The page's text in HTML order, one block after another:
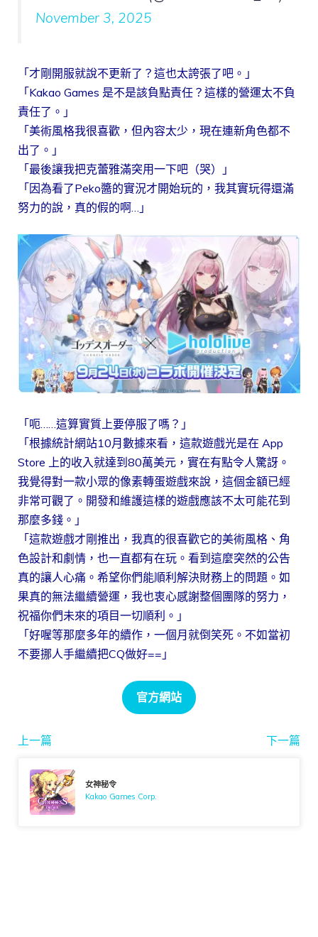
November 3, 2025
「才剛開服就說不更新了？這也太誇張了吧。」
「Kakao Games 是不是該負點責任？這樣的營運太不負
責任了。」
「美術風格我很喜歡，但內容太少，現在連新角色都不
出了。」
「最後讓我把克蕾雅滿突用一下吧（哭）」
「因為看了Peko醬的實況才開始玩的，我其實玩得還滿
努力的說，真的假的啊…」
「呃……這算實質上要停服了嗎？」
「根據統計網站10月數據來看，這款遊戲光是在 App
Store 上的收入就達到80萬美元，實在有點令人驚訝。
我覺得對一款小眾的像素轉蛋遊戲來說，這個金額已經
非常可觀了。開發和維護這樣的遊戲應該不太可能花到
那麼多錢。」
「這款遊戲才剛推出，我真的很喜歡它的美術風格、角
色設計和劇情，也一直都有在玩。看到這麼突然的公告
真的讓人心痛。希望你們能順利解決財務上的問題。如
果真的無法繼續營運，我也衷心感謝整個團隊的努力，
祝福你們未來的項目一切順利。」
「好喔等那麼多年的續作，一個月就倒笑死。不如當初
不要挪人手繼續把CQ做好==」
官方網站
上一篇 下一篇
女神秘令
Kakao Games Corp.